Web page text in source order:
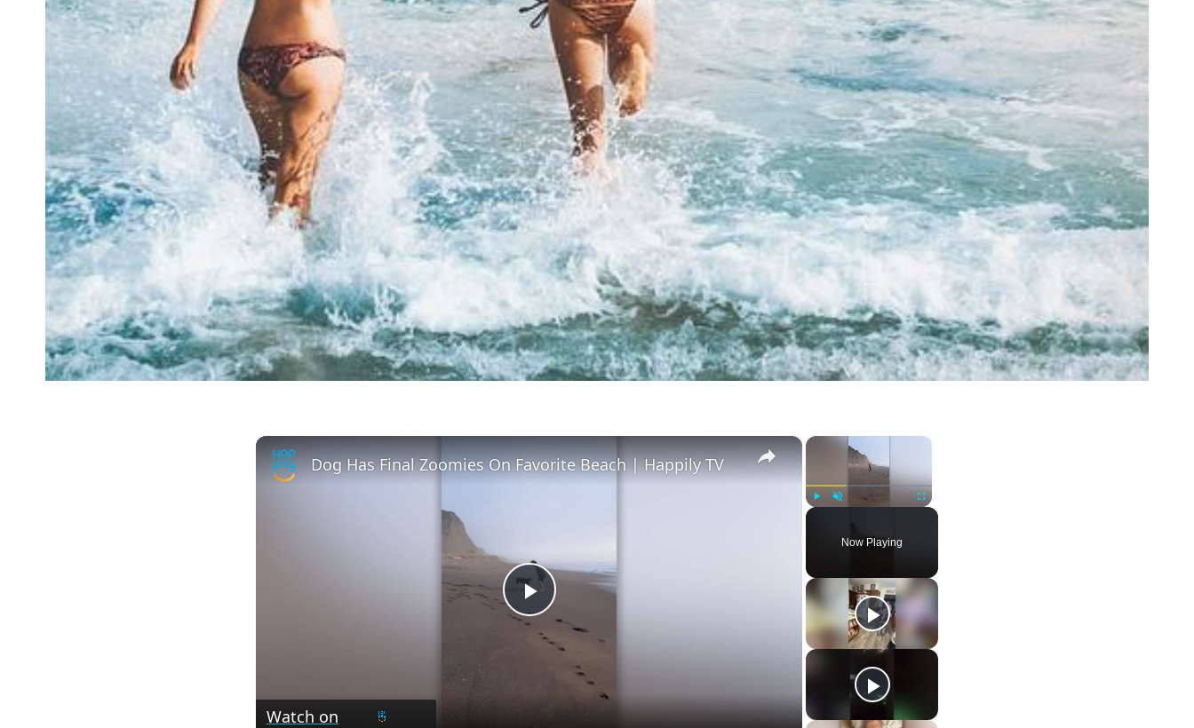
×
Fullscreen
Now Playing
×
Play
Video
Dog Has Final Zoomies On Favorite Beach | Happily TV
Watch on